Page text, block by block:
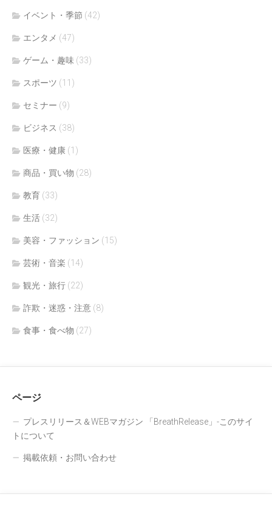
イベント・季節 (42)
エンタメ (47)
ゲーム・趣味 (33)
スポーツ (11)
セミナー (9)
ビジネス (38)
医療・健康 (1)
商品・買い物 (28)
教育 (33)
生活 (32)
美容・ファッション (15)
芸術・音楽 (14)
観光・旅行 (22)
詐欺・迷惑・注意 (8)
食事・食べ物 (27)
ページ
プレスリリース＆WEBマガジン 「BreathRelease」-このサイ
トについて
掲載依頼・お問い合わせ